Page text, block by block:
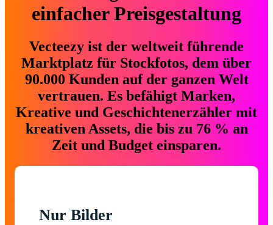
einfacher Preisgestaltung
Vecteezy ist der weltweit führende
Marktplatz für Stockfotos, dem über
90.000 Kunden auf der ganzen Welt
vertrauen. Es befähigt Marken,
Kreative und Geschichtenerzähler mit
kreativen Assets, die bis zu 76 % an
Zeit und Budget einsparen.
Nur Bilder